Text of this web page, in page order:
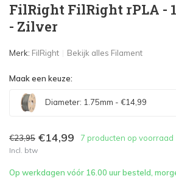
FilRight FilRight rPLA -
- Zilver
Merk: FilRight Bekijk alles Filament
Maak een keuze:
Diameter: 1.75mm - €14,99
€23,95 €14,99 7 producten op voorraad
Incl. btw
Op werkdagen vóór 16.00 uur besteld,